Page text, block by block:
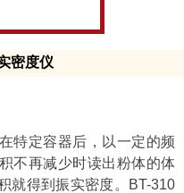
密度仪
特定容器后，以一定的频
不再减少时读出粉体的体
就得到振实密度。
BT-310